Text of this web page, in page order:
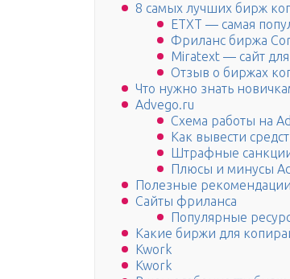
8 самых лучших бирж
ETXT — самая
Фриланс биржа
Miratext — сайт
Отзыв о биржах
Что нужно знать
Advego.ru
Схема работы на
Как вывести
Штрафные
Плюсы и минусы
Полезные
Сайты фриланса
Популярные
Какие биржи для
Kwork
Kwork